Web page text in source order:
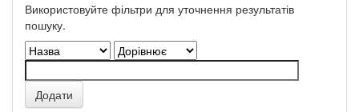
Використовуйте фільтри для уточнення результатів
пошуку.